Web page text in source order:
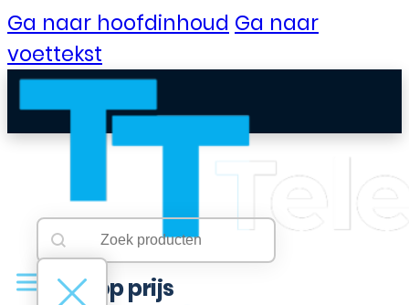
Ga naar hoofdinhoud Ga naar
voettekst
Searchbar
Search content
Filter op prijs